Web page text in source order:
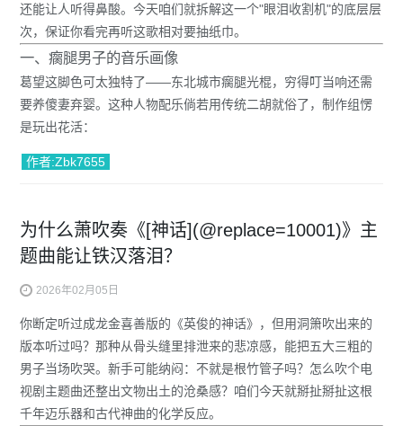
还能让人听得鼻酸。今天咱们就拆解这一个"眼泪收割机"的底层层
次，保证你看完再听这歌相对要抽纸巾。
一、瘸腿男子的音乐画像
葛望这脚色可太独特了——东北城市瘸腿光棍，穷得叮当响还需
要养傻妻弃婴。这种人物配乐倘若用传统二胡就俗了，制作组愣
是玩出花活：
作者:Zbk7655
为什么萧吹奏《[神话](@replace=10001)》主
题曲能让铁汉落泪？
2026年02月05日
你断定听过成龙金喜善版的《英俊的神话》，但用洞箫吹出来的
版本听过吗？那种从骨头缝里排泄来的悲凉感，能把五大三粗的
男子当场吹哭。新手可能纳闷：不就是根竹管子吗？怎么吹个电
视剧主题曲还整出文物出土的沧桑感？咱们今天就掰扯掰扯这根
千年迈乐器和古代神曲的化学反应。